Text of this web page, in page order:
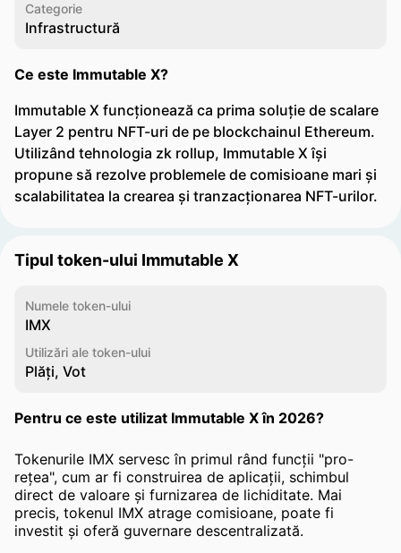
Categorie
Infrastructură
Ce este Immutable X?
Immutable X funcționează ca prima soluție de scalare
Layer 2 pentru NFT-uri de pe blockchainul Ethereum.
Utilizând tehnologia zk rollup, Immutable X își
propune să rezolve problemele de comisioane mari și
scalabilitatea la crearea și tranzacționarea NFT-urilor.
Tipul token-ului Immutable X
Numele token-ului
IMX
Utilizări ale token-ului
Plăți, Vot
Pentru ce este utilizat Immutable X în 2026?
Tokenurile IMX servesc în primul rând funcții "pro-
rețea", cum ar fi construirea de aplicații, schimbul
direct de valoare și furnizarea de lichiditate. Mai
precis, tokenul IMX atrage comisioane, poate fi
investit și oferă guvernare descentralizată.